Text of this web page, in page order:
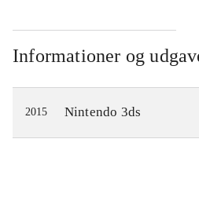
Informationer og
2015 Nintendo 3ds